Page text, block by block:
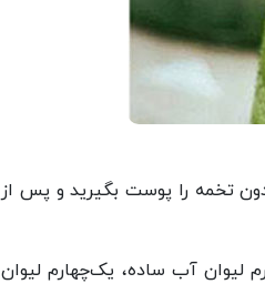
تخمه را پوست بگیرید و پس از
لیوان آب ساده، یک‌چهارم لیوان